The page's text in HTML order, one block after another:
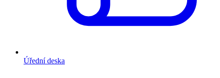
Úřední deska